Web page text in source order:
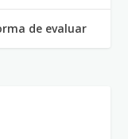
de evaluar